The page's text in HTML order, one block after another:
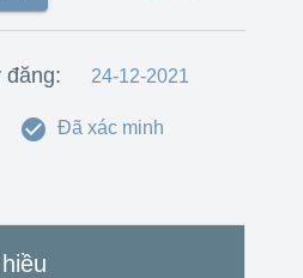
đăng: 24-12-2021
Đã xác minh